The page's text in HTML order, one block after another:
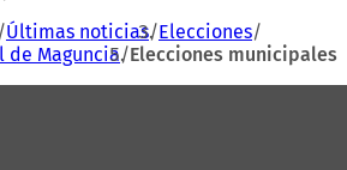
Últimas noticias Elecciones
de Maguncia Elecciones municipales